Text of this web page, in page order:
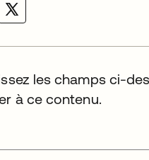
les champs ci-
à ce contenu.